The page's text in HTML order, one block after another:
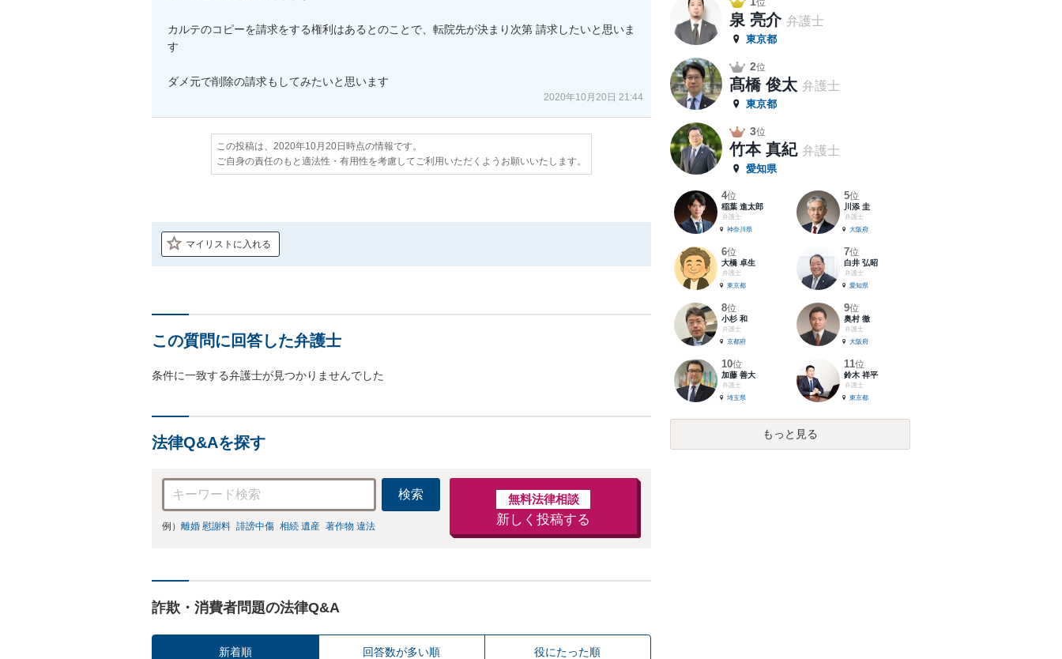
カルテのコピーを請求をする権利はあるとのことで、転院先が決まり次第 請求したいと思いま
す
ダメ元で削除の請求もしてみたいと思います
2020年10月20日 21:44
この投稿は、2020年10月20日時点の情報です。
ご自身の責任のもと適法性・有用性を考慮してご利用いただくようお願いいたします。
マイリストに入れる
この質問に回答した弁護士
条件に一致する弁護士が見つかりませんでした
法律Q&Aを探す
検索
例） 離婚 慰謝料 誹謗中傷 相続 遺産 著作物 違法
無料法律相談
新しく投稿する
詐欺・消費者問題の法律Q&A
新着順 回答数が多い順 役にたった順
位
泉 亮介 弁護士
東京都
2位
髙橋 俊太 弁護士
東京都
3位
竹本 真紀 弁護士
愛知県
4位
稲葉 進太郎
弁護士
神奈川県
5位
川添 圭
弁護士
大阪府
6位
大橋 卓生
弁護士
東京都
7位
白井 弘昭
弁護士
愛知県
8位
小杉 和
弁護士
京都府
9位
奥村 徹
弁護士
大阪府
10位
加藤 善大
弁護士
埼玉県
11位
鈴木 祥平
弁護士
東京都
もっと見る